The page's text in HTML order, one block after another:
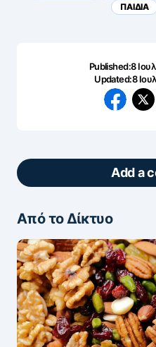
ΠΑΙΔΙΑ
Published:8
Updated:8
Add a
ΖΩΝΤΑΝΆ
Πάρτε μέρος στη
ελέγχεται άμεσα από AI
Από το Δίκτυο